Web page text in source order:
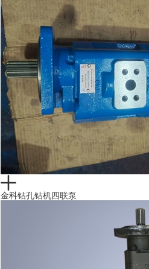
金科钻孔钻机四联泵